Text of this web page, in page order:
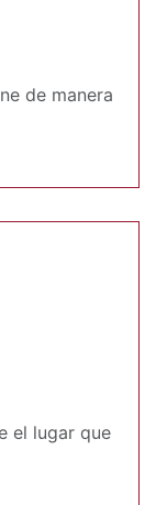
de manera
el lugar que